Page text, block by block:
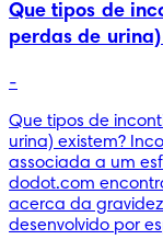
Que tipos de
perdas de
-
Que tipos de
urina) existem?
associada a um
dodot.com
acerca da
desenvolvido por